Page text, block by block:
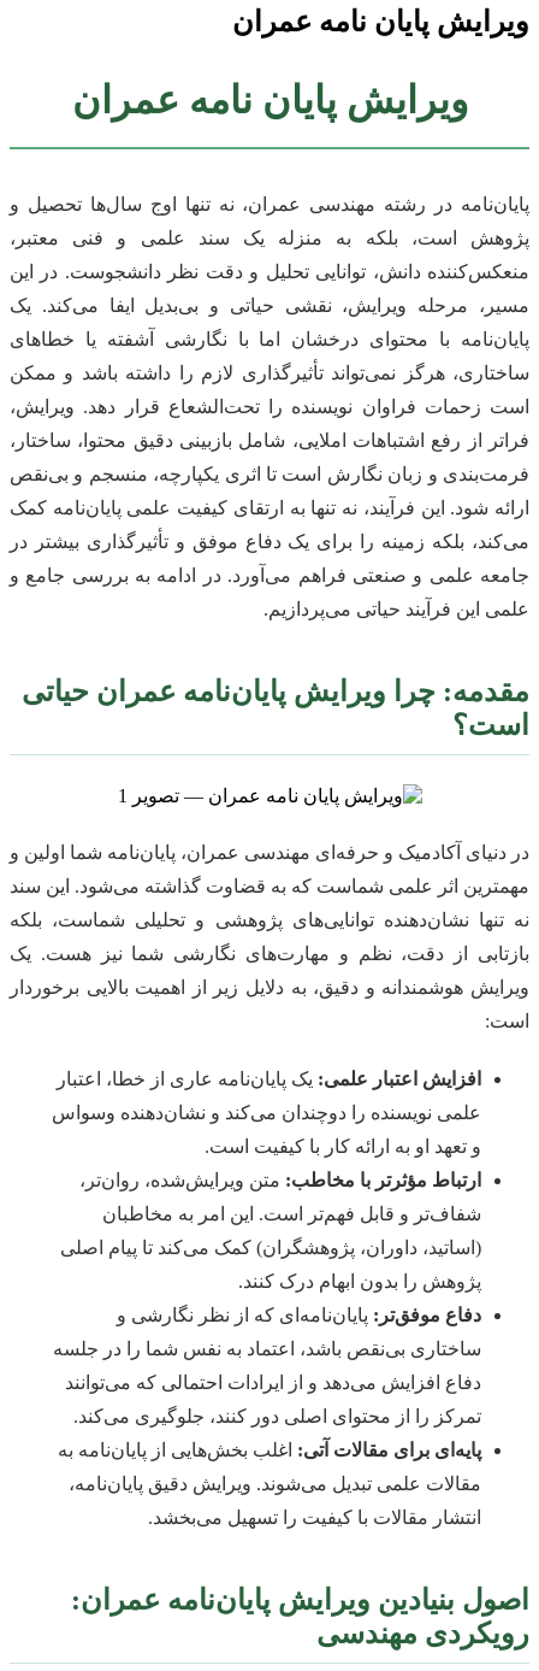
ویرایش پایان نامه عمران
ویرایش پایان نامه عمران
پایان‌نامه در رشته مهندسی عمران، نه تنها اوج سال‌ها تحصیل و
پژوهش است، بلکه به منزله یک سند علمی و فنی معتبر،
منعکس‌کننده دانش، توانایی تحلیل و دقت نظر دانشجوست. در این
مسیر، مرحله ویرایش، نقشی حیاتی و بی‌بدیل ایفا می‌کند. یک
پایان‌نامه با محتوای درخشان اما با نگارشی آشفته یا خطاهای
ساختاری، هرگز نمی‌تواند تأثیرگذاری لازم را داشته باشد و ممکن
است زحمات فراوان نویسنده را تحت‌الشعاع قرار دهد. ویرایش،
فراتر از رفع اشتباهات املایی، شامل بازبینی دقیق محتوا، ساختار،
فرمت‌بندی و زبان نگارش است تا اثری یکپارچه، منسجم و بی‌نقص
ارائه شود. این فرآیند، نه تنها به ارتقای کیفیت علمی پایان‌نامه کمک
می‌کند، بلکه زمینه را برای یک دفاع موفق و تأثیرگذاری بیشتر در
جامعه علمی و صنعتی فراهم می‌آورد. در ادامه به بررسی جامع و
علمی این فرآیند حیاتی می‌پردازیم.
مقدمه: چرا ویرایش پایان‌نامه عمران حیاتی
است؟
در دنیای آکادمیک و حرفه‌ای مهندسی عمران، پایان‌نامه شما اولین و
مهمترین اثر علمی شماست که به قضاوت گذاشته می‌شود. این سند
نه تنها نشان‌دهنده توانایی‌های پژوهشی و تحلیلی شماست، بلکه
بازتابی از دقت، نظم و مهارت‌های نگارشی شما نیز هست. یک
ویرایش هوشمندانه و دقیق، به دلایل زیر از اهمیت بالایی برخوردار
است:
افزایش اعتبار علمی: یک پایان‌نامه عاری از خطا، اعتبار
علمی نویسنده را دوچندان می‌کند و نشان‌دهنده وسواس
و تعهد او به ارائه کار با کیفیت است.
ارتباط مؤثرتر با مخاطب: متن ویرایش‌شده، روان‌تر،
شفاف‌تر و قابل فهم‌تر است. این امر به مخاطبان
(اساتید، داوران، پژوهشگران) کمک می‌کند تا پیام اصلی
پژوهش را بدون ابهام درک کنند.
دفاع موفق‌تر: پایان‌نامه‌ای که از نظر نگارشی و
ساختاری بی‌نقص باشد، اعتماد به نفس شما را در جلسه
دفاع افزایش می‌دهد و از ایرادات احتمالی که می‌توانند
تمرکز را از محتوای اصلی دور کنند، جلوگیری می‌کند.
پایه‌ای برای مقالات آتی: اغلب بخش‌هایی از پایان‌نامه به
مقالات علمی تبدیل می‌شوند. ویرایش دقیق پایان‌نامه،
انتشار مقالات با کیفیت را تسهیل می‌بخشد.
اصول بنیادین ویرایش پایان‌نامه عمران:
رویکردی مهندسی